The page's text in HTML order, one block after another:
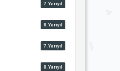
7.Yarıyıl
8.Yarıyıl
7.Yarıyıl
8.Yarıyıl